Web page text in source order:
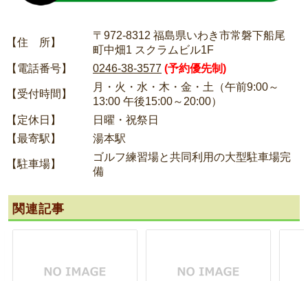
【住 所】
〒972-8312 福島県いわき市常磐下船尾
町中畑1 スクラムビル1F
【電話番号】
0246-38-3577 (予約優先制)
【受付時間】
月・火・水・木・金・土（午前9:00～
13:00 午後15:00～20:00）
【定休日】
日曜・祝祭日
【最寄駅】
湯本駅
【駐車場】
ゴルフ練習場と共同利用の大型駐車場完
備
関連記事